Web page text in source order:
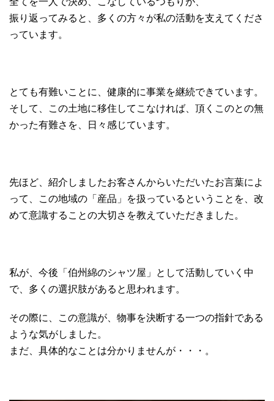
振り返ってみると、多くの方々が私の活動を支えてくださ
っています。
とても有難いことに、健康的に事業を継続できています。
そして、この土地に移住してこなければ、頂くこのとの無
かった有難さを、日々感じています。
先ほど、紹介しましたお客さんからいただいたお言葉によ
って、この地域の「産品」を扱っているということを、改
めて意識することの大切さを教えていただきました。
私が、今後「伯州綿のシャツ屋」として活動していく中
で、多くの選択肢があると思われます。
その際に、この意識が、物事を決断する一つの指針である
ような気がしました。
まだ、具体的なことは分かりませんが・・・。